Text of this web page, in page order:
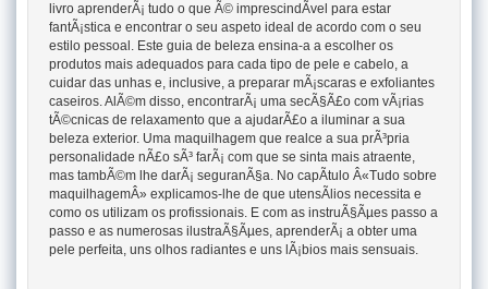
livro aprenderÃ¡ tudo o que Ã© imprescindÃ­vel para estar
fantÃ¡stica e encontrar o seu aspeto ideal de acordo com o seu
estilo pessoal. Este guia de beleza ensina-a a escolher os
produtos mais adequados para cada tipo de pele e cabelo, a
cuidar das unhas e, inclusive, a preparar mÃ¡scaras e exfoliantes
caseiros. AlÃ©m disso, encontrarÃ¡ uma secÃ§Ã£o com vÃ¡rias
tÃ©cnicas de relaxamento que a ajudarÃ£o a iluminar a sua
beleza exterior. Uma maquilhagem que realce a sua prÃ³pria
personalidade nÃ£o sÃ³ farÃ¡ com que se sinta mais atraente,
mas tambÃ©m lhe darÃ¡ seguranÃ§a. No capÃ­tulo Â«Tudo sobre
maquilhagemÂ» explicamos-lhe de que utensÃ­lios necessita e
como os utilizam os profissionais. E com as instruÃ§Ãµes passo a
passo e as numerosas ilustraÃ§Ãµes, aprenderÃ¡ a obter uma
pele perfeita, uns olhos radiantes e uns lÃ¡bios mais sensuais.